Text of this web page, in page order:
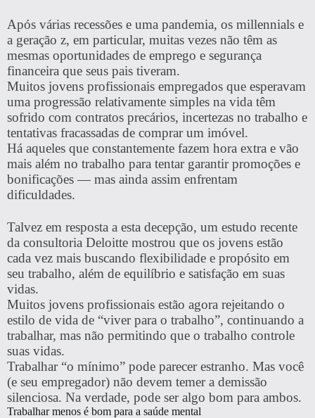
Após várias recessões e uma pandemia, os millennials e
a geração z, em particular, muitas vezes não têm as
mesmas oportunidades de emprego e segurança
financeira que seus pais tiveram.
Muitos jovens profissionais empregados que esperavam
uma progressão relativamente simples na vida têm
sofrido com contratos precários, incertezas no trabalho e
tentativas fracassadas de comprar um imóvel.
Há aqueles que constantemente fazem hora extra e vão
mais além no trabalho para tentar garantir promoções e
bonificações — mas ainda assim enfrentam
dificuldades.
Talvez em resposta a esta decepção, um estudo recente
da consultoria Deloitte mostrou que os jovens estão
cada vez mais buscando flexibilidade e propósito em
seu trabalho, além de equilíbrio e satisfação em suas
vidas.
Muitos jovens profissionais estão agora rejeitando o
estilo de vida de “viver para o trabalho”, continuando a
trabalhar, mas não permitindo que o trabalho controle
suas vidas.
Trabalhar “o mínimo” pode parecer estranho. Mas você
(e seu empregador) não devem temer a demissão
silenciosa. Na verdade, pode ser algo bom para ambos.
Trabalhar menos é bom para a saúde mental